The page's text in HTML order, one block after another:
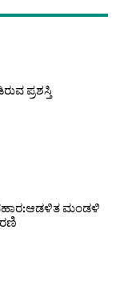
ಪ್ರಶಸ್ತಿ
ಮಂಡಳಿ